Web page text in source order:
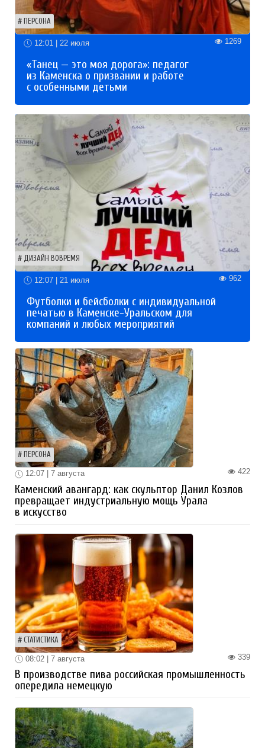
ПЕРСОНА
12:01 | 22 июля 1269
«Танец — это моя дорога»: педагог
из Каменска о призвании и работе
с особенными детьми
ДИЗАЙН ВОВРЕМЯ
12:07 | 21 июля 962
Футболки и бейсболки с индивидуальной
печатью в Каменске-Уральском для
компаний и любых мероприятий
ПЕРСОНА
422
12:07 | 7 августа
Каменский авангард: как скульптор Данил Козлов
превращает индустриальную мощь Урала
в искусство
СТАТИСТИКА
339
08:02 | 7 августа
В производстве пива российская промышленность
опередила немецкую